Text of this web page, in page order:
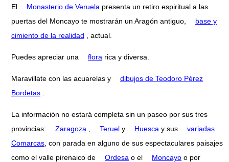
El Monasterio de Veruela presenta un retiro espiritual a las
puertas del Moncayo te mostrarán un Aragón antiguo,
base y
cimiento de la realidad , actual.
Puedes apreciar una flora rica y diversa.
Maravillate con las acuarelas y
dibujos de Teodoro Pérez
Bordetas
La información no estará completa sin un paseo por sus tres
provincias:
Zaragoza Teruel y Huesca y sus
variadas
Comarcas , con parada en alguno de sus espectaculares paisajes
como el valle pirenaico de
Ordesa o el Moncayo o por